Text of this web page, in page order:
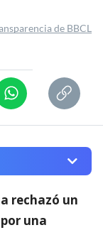
de BBCL
rechazó un
una